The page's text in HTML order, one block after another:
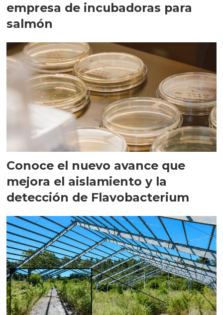
empresa de incubadoras para
salmón
Conoce el nuevo avance que
mejora el aislamiento y la
detección de Flavobacterium